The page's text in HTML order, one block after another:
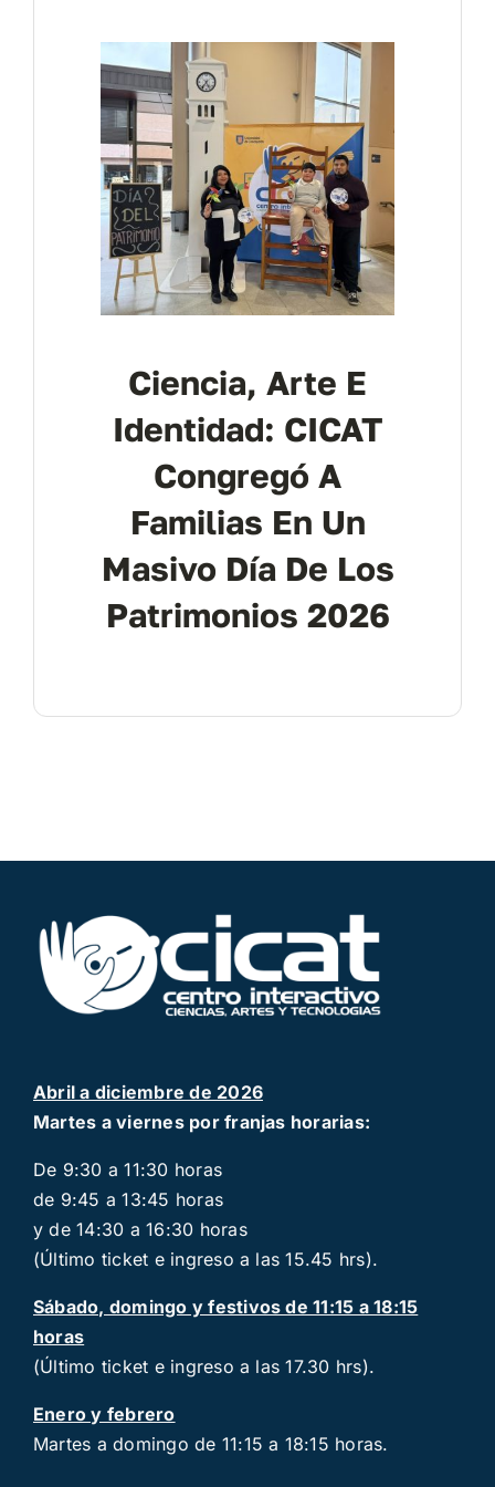
Ciencia, Arte E
Identidad: CICAT
Congregó A
Familias En Un
Masivo Día De Los
Patrimonios 2026
Abril a diciembre de 2026
Martes a viernes por franjas horarias:
De 9:30 a 11:30 horas
de 9:45 a 13:45 horas
y de 14:30 a 16:30 horas
(Último ticket e ingreso a las 15.45 hrs).
Sábado, domingo y festivos de 11:15 a 18:15
horas
(Último ticket e ingreso a las 17.30 hrs).
Enero y febrero
Martes a domingo de 11:15 a 18:15 horas.